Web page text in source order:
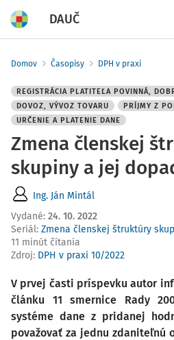
DAUČ
Domov Časopisy DPH v praxi
REGISTRÁCIA PLATITEĽA POVINNÁ,
DOVOZ, VÝVOZ TOVARU
PRÍJMY Z
URČENIE A PLATENIE DANE
Zmena členskej
skupiny a jej
Ing. Ján Mintál
Vydané: 24. 10. 2022
Seriál: Zmena členskej štruktúry
11 minút čítania
Zdroj: DPH v praxi 10/2022
V prvej časti príspevku autor
článku 11 smernice Rady
systéme dane z pridanej
považovať za jednu zdaniteľnú